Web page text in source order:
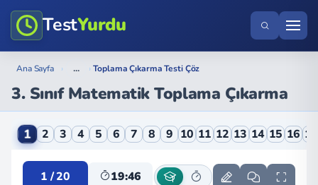
TestYurdu
Ana Sayfa › ... › Toplama Çıkarma Testi Çöz
3. Sınıf Matematik Toplama Çıkarma
3. Sınıf Matematik Toplama Çıkarma Online Testi
1 2 3 4 5 6 7 8 9 10 11 12 13 14 15 16 17
1 / 20 19:46